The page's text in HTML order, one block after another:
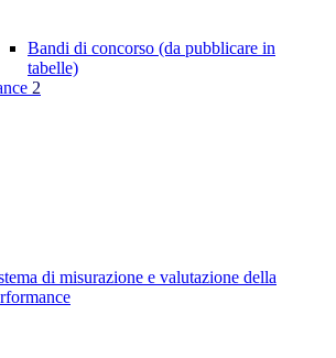
Bandi di concorso (da pubblicare in
tabelle)
2
di misurazione e valutazione della